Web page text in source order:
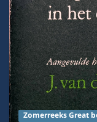
Zomerreeks Great